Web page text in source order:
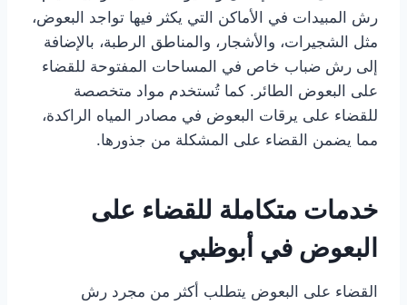
رش المبيدات في الأماكن التي يكثر فيها تواجد البعوض،
مثل الشجيرات، والأشجار، والمناطق الرطبة، بالإضافة
إلى رش ضباب خاص في المساحات المفتوحة للقضاء
على البعوض الطائر. كما تُستخدم مواد متخصصة
للقضاء على يرقات البعوض في مصادر المياه الراكدة،
مما يضمن القضاء على المشكلة من جذورها.
خدمات متكاملة للقضاء على
البعوض في أبوظبي
القضاء على البعوض يتطلب أكثر من مجرد رش